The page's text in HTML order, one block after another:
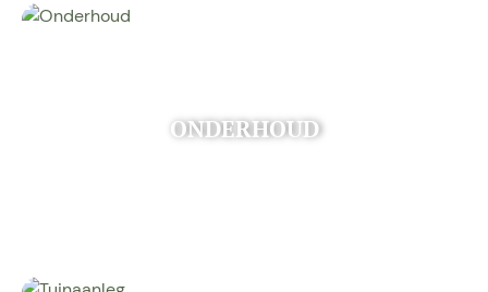
ONDERHOUD